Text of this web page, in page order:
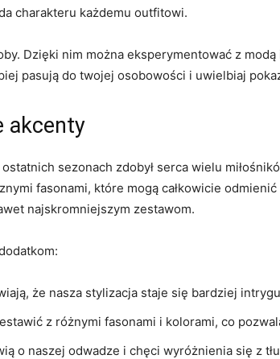
charakteru każdemu outfitowi.
Dzięki nim można eksperymentować z
pasują ‌do twojej osobowości i uwielbiaj
akcenty
sezonach zdobył serca wielu
fasonami, które ⁣mogą całkowicie
najskromniejszym zestawom.
że nasza stylizacja staje⁢ się bardziej‍
z różnymi‍ fasonami i kolorami, co
o naszej⁣ odwadze⁢ i ‌chęci wyróżnienia się z